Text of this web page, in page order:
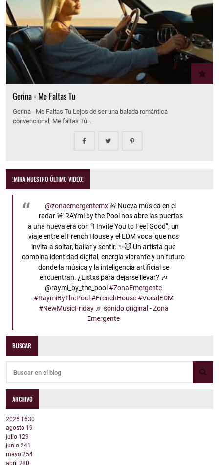
Gerina - Me Faltas Tu
Gerina - Me Faltas Tu Lejos de ser una balada romántica
convencional, Me faltas Tú…
!MIRA NUESTRO ÚLTIMO VIDEO!
@zonaemergentemx🚨 Nueva música en el
radar 🚨 RAYmi by the Pool nos abre las puertas
a una nueva era con “I Invite You to Feel Good”, un
viaje entre el French House y el EDM vocal que nos
invita a soltar, bailar y sentir. ✨🐱 Un artista que
combina identidad digital, energía vibrante y un futuro
donde la música y la inteligencia artificial se
encuentran. ¿Listxs para dejarse llevar? 🎶
@raymi_by_the_pool#ZonaEmergente
#RaymiByThePool #FrenchHouse #VocalEDM
#NewMusicFriday ♬ sonido original - Zona
Emergente
BUSCAR
ARCHIVO
2026 1630
agosto 19
julio 129
junio 241
mayo 254
abril 280